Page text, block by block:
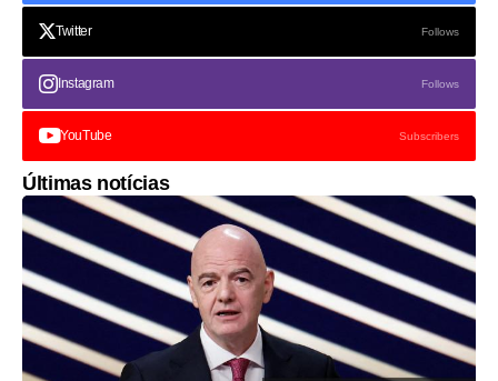
Twitter Follows
Instagram Follows
YouTube Subscribers
Últimas notícias